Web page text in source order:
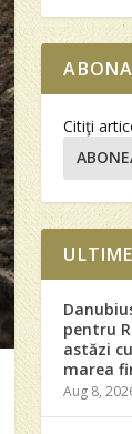
Citiţi
pentru
astăzi
marea
Aug 8,